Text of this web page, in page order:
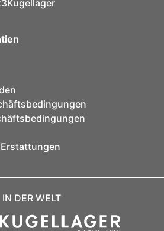
IN DER WELT